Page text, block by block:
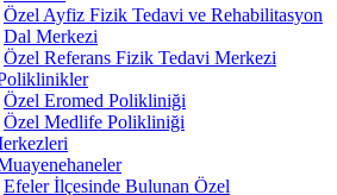
Özel Ayfiz Fizik Tedavi ve Rehabilitasyon
Dal Merkezi
Özel Referans Fizik Tedavi Merkezi
Özel Eromed Polikliniği
Özel Medlife Polikliniği
Efeler İlçesinde Bulunan Özel